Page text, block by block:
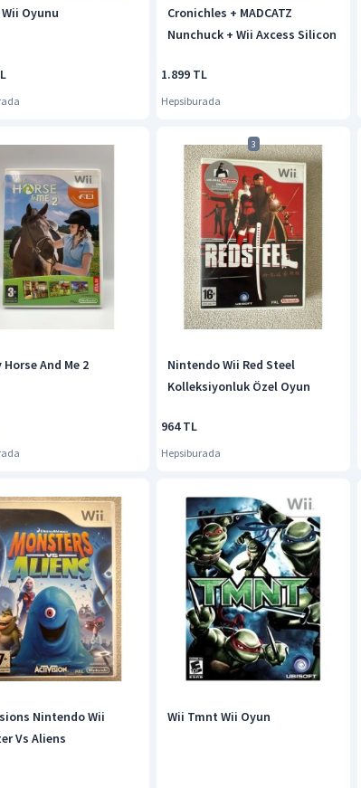
Oyunu
Cronichles + MADCATZ
Nunchuck + Wii Axcess Silicon
1.899 TL
Hepsiburada
Horse And Me 2
3
Nintendo Wii Red Steel
Kolleksiyonluk Özel Oyun
964 TL
Hepsiburada
Nintendo Wii
Vs Aliens
Wii Tmnt Wii Oyun